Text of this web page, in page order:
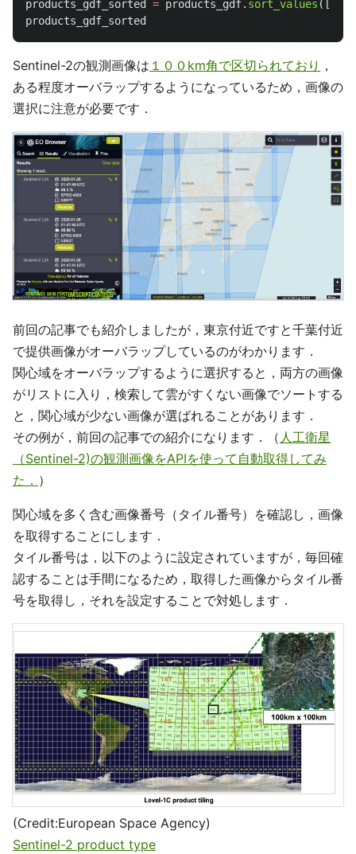
products_gdf_sorted = products_gdf. sort_values ([
products_gdf_sorted
Sentinel-2の観測画像は １００km角で区切られており ，
ある程度オーバラップするようになっているため，画像の
選択に注意が必要です．
前回の記事でも紹介しましたが，東京付近ですと千葉付近
で提供画像がオーバラップしているのがわかります．
関心域をオーバラップするように選択すると，両方の画像
がリストに入り，検索して雲がすくない画像でソートする
と，関心域が少ない画像が選ばれることがあります．
その例が，前回の記事での紹介になります．（ 人工衛星
（Sentinel-2)の観測画像をAPIを使って自動取得してみ
た． ）
関心域を多く含む画像番号（タイル番号）を確認し，画像
を取得することにします．
タイル番号は，以下のように設定されていますが，毎回確
認することは手間になるため，取得した画像からタイル番
号を取得し，それを設定することで対処します．
(Credit:European Space Agency)
Sentinel-2 product type